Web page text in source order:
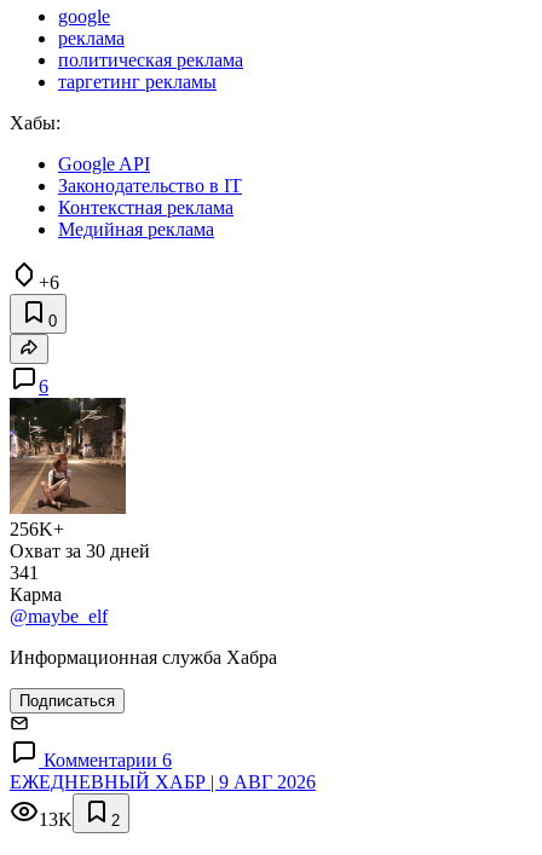
google
реклама
политическая реклама
таргетинг рекламы
Хабы:
Google API
Законодательство в IT
Контекстная реклама
Медийная реклама
+6
0
6
256K+
Охват за 30 дней
341
Карма
@maybe_elf
Информационная служба Хабра
Подписаться
Комментарии 6
ЕЖЕДНЕВНЫЙ ХАБР | 9 АВГ 2026
13K
2